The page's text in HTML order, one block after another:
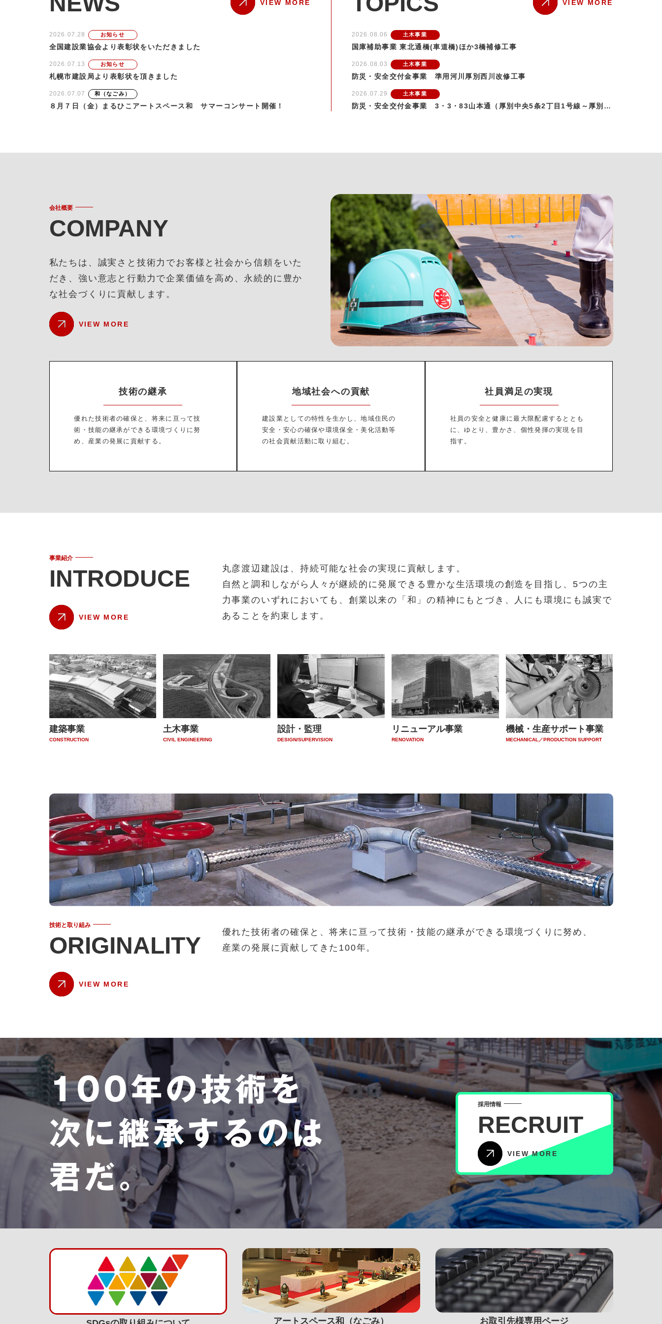
VIEW MORE
2026.07.28 お知らせ
全国建設業協会より表彰状をいただきました
2026.07.13 お知らせ
札幌市建設局より表彰状を頂きました
2026.07.07 和（なごみ）
８月７日（金）まるひこアートスペース和 サマーコンサート開催！
VIEW MORE
2026.08.06 土木事業
国庫補助事業 東北通橋(車道橋)ほか3橋補修工事
2026.08.03 土木事業
防災・安全交付金事業 準用河川厚別西川改修工事
2026.07.29 土木事業
防災・安全交付金事業 3・3・83山本通（厚別中央5条2丁目1号線～厚別西2条本通線間）道路改良ほか工事
会社概要
COMPANY
私たちは、誠実さと技術力でお客様と社会から信頼をいた
だき、強い意志と行動力で企業価値を高め、永続的に豊か
な社会づくりに貢献します。
VIEW MORE
技術の継承
優れた技術者の確保と、将来に亘って技
術・技能の継承ができる環境づくりに努
め、産業の発展に貢献する。
地域社会への貢献
建設業としての特性を生かし、地域住民の
安全・安心の確保や環境保全・美化活動等
の社会貢献活動に取り組む。
社員満足の実現
社員の安全と健康に最大限配慮するととも
に、ゆとり、豊かさ、個性発揮の実現を目
指す。
事業紹介
INTRODUCE
VIEW MORE
丸彦渡辺建設は、持続可能な社会の実現に貢献します。
自然と調和しながら人々が継続的に発展できる豊かな生活環境の創造を目指し、5つの主
力事業のいずれにおいても、創業以来の「和」の精神にもとづき、人にも環境にも誠実で
あることを約束します。
建築事業
CONSTRUCTION
土木事業
CIVIL ENGINEERING
設計・監理
DESIGN/SUPERVISION
リニューアル事業
RENOVATION
機械・生産サポート事業
MECHANICAL／PRODUCTION SUPPORT
技術と取り組み
ORIGINALITY
VIEW MORE
優れた技術者の確保と、将来に亘って技術・技能の継承ができる環境づくりに努め、
産業の発展に貢献してきた100年。
100年の技術を
次に継承するのは
君だ。
採用情報
RECRUIT
VIEW MORE
アートスペース和（なごみ） お取引先様専用ページ